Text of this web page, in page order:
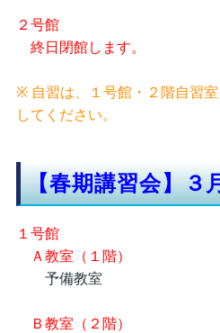
２号館
終日閉館します。
※ 自習は、１号館・２階自習
してください。
【春期講習会】３
１号館
Ａ教室（１階）
予備教室
Ｂ教室（２階）